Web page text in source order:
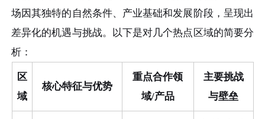
场因其独特的自然条件、产业基础和发展阶段，呈现出
差异化的机遇与挑战。以下是对几个热点区域的简要分
析：
区
域
核心特征与优势
重点合作领
域/产品
主要挑战
与壁垒